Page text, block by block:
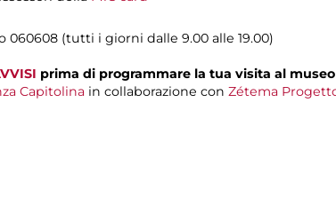
060608 (tutti i giorni dalle 9.00 alle 19.00)
prima di programmare la tua visita al museo
Capitolina in collaborazione con Zétema